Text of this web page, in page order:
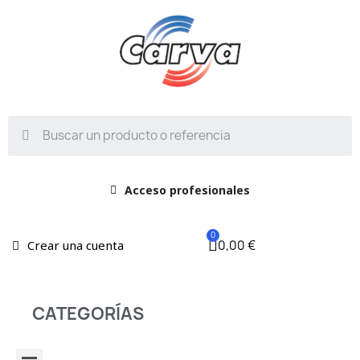
Acceso profesionales
Crear una cuenta 0,00 €
CATEGORÍAS